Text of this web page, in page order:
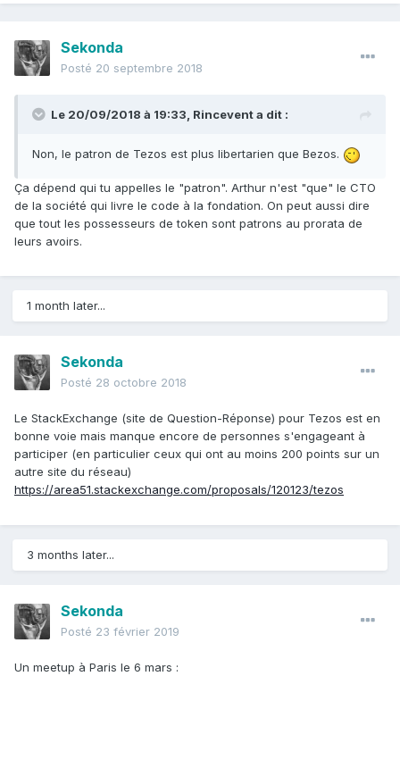
Sekonda
Posté 20 septembre 2018
Le 20/09/2018 à 19:33, Rinceventa dit :
Non, le patron de Tezos est plus libertarien que Bezos.
Ça dépend qui tu appelles le "patron". Arthur n'est "que" le CTO
de la société qui livre le code à la fondation. On peut aussi dire
que tout les possesseurs de token sont patrons au prorata de
leurs avoirs.
1 month later...
Sekonda
Posté 28 octobre 2018
Le StackExchange (site de Question-Réponse) pour Tezos est en
bonne voie mais manque encore de personnes s'engageant à
participer (en particulier ceux qui ont au moins 200 points sur un
autre site du réseau)
https://area51.stackexchange.com/proposals/120123/tezos
3 months later...
Sekonda
Posté 23 février 2019
Un meetup à Paris le 6 mars :